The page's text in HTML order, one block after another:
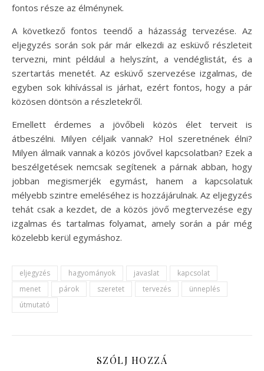
fontos része az élménynek.
A következő fontos teendő a házasság tervezése. Az
eljegyzés során sok pár már elkezdi az esküvő részleteit
tervezni, mint például a helyszínt, a vendéglistát, és a
szertartás menetét. Az esküvő szervezése izgalmas, de
egyben sok kihívással is járhat, ezért fontos, hogy a pár
közösen döntsön a részletekről.
Emellett érdemes a jövőbeli közös élet terveit is
átbeszélni. Milyen céljaik vannak? Hol szeretnének élni?
Milyen álmaik vannak a közös jövővel kapcsolatban? Ezek a
beszélgetések nemcsak segítenek a párnak abban, hogy
jobban megismerjék egymást, hanem a kapcsolatuk
mélyebb szintre emeléséhez is hozzájárulnak. Az eljegyzés
tehát csak a kezdet, de a közös jövő megtervezése egy
izgalmas és tartalmas folyamat, amely során a pár még
közelebb kerül egymáshoz.
eljegyzés hagyományok javaslat
kapcsolat
menet
párok szeretet tervezés
ünneplés
útmutató
SZÓLJ HOZZÁ